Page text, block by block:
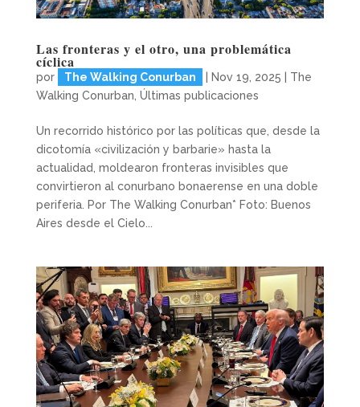
Las fronteras y el otro, una problemática
cíclica
por The Walking Conurban Nov 19, 2025
The
Walking Conurban Últimas publicaciones
Un recorrido histórico por las políticas que, desde la
dicotomía «civilización y barbarie» hasta la
actualidad, moldearon fronteras invisibles que
convirtieron al conurbano bonaerense en una doble
periferia. Por The Walking Conurban* Foto: Buenos
Aires desde el Cielo...